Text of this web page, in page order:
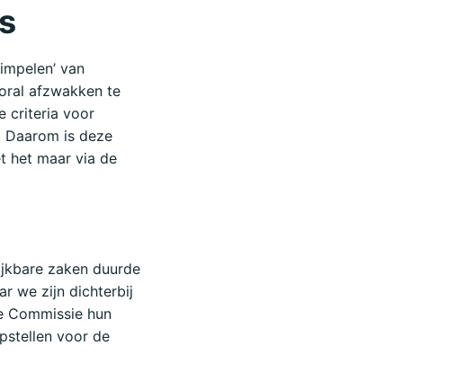
van
afzwakken te
criteria voor
is deze
het maar via de
zaken duurde
we zijn dichterbij
hun
voor de